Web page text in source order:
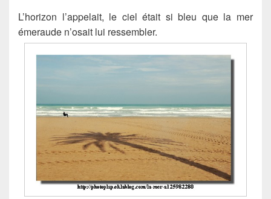
L’horizon l’appelait, le ciel était si bleu que la mer
émeraude n’osait lui ressembler.